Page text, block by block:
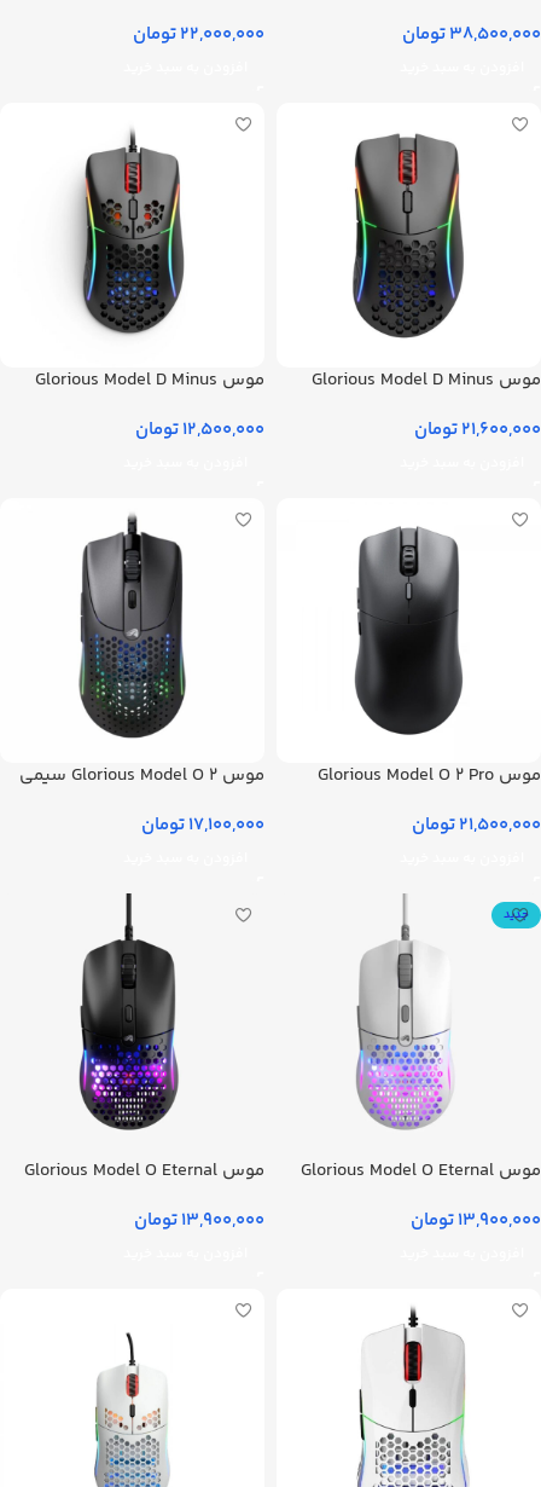
38,500,000تومان
22,000,000تومان
موس Glorious Model D Minus
21,600,000تومان
موس Glorious Model D Minus
12,500,000تومان
موس Glorious Model O 2 Pro
21,500,000تومان
موس Glorious Model O 2 سیمی
17,100,000تومان
جدید
موس Glorious Model O Eternal
13,900,000تومان
موس Glorious Model O Eternal
13,900,000تومان